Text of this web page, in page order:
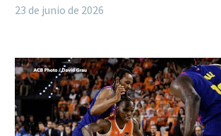
23 de junio de 2026